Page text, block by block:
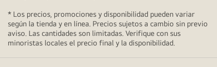
* Los precios, promociones y disponibilidad pueden variar
según la tienda y en línea. Precios sujetos a cambio sin previo
aviso. Las cantidades son limitadas. Verifique con sus
minoristas locales el precio final y la disponibilidad.